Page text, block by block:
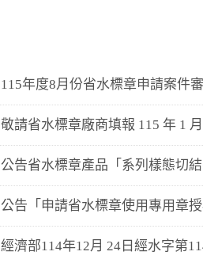
115年度8月份省水標章申請案件
敬請省水標章廠商填報 115 年 1
公告省水標章產品「系列樣態切
公告「申請省水標章使用專用章
經濟部114年12月 24日經水字第